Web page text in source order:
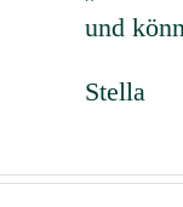
und
Stella